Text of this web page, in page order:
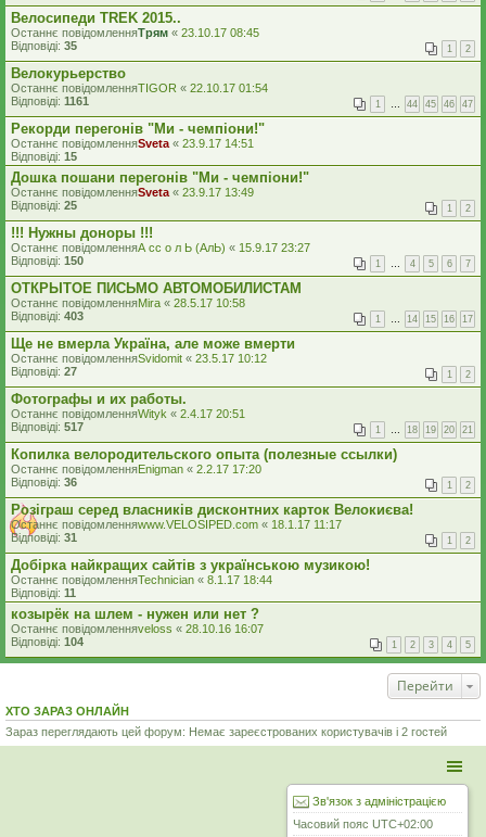
Велосипеди TREK 2015..
Останнє повідомленняТрям « 23.10.17 08:45
Відповіді: 35 1 2
Велокурьерство
Останнє повідомленняTIGOR « 22.10.17 01:54
Відповіді: 1161 1 … 44 45 46 47
Рекорди перегонів "Ми - чемпіони!"
Останнє повідомленняSveta « 23.9.17 14:51
Відповіді: 15
Дошка пошани перегонів "Ми - чемпіони!"
Останнє повідомленняSveta « 23.9.17 13:49
Відповіді: 25 1 2
!!! Нужны доноры !!!
Останнє повідомленняА сс о л Ь (АлЬ) « 15.9.17 23:27
Відповіді: 150 1 … 4 5 6 7
ОТКРЫТОЕ ПИСЬМО АВТОМОБИЛИСТАМ
Останнє повідомленняMira « 28.5.17 10:58
Відповіді: 403 1 … 14 15 16 17
Ще не вмерла Україна, але може вмерти
Останнє повідомленняSvidomit « 23.5.17 10:12
Відповіді: 27 1 2
Фотографы и их работы.
Останнє повідомленняWityk « 2.4.17 20:51
Відповіді: 517 1 … 18 19 20 21
Копилка велородительского опыта (полезные ссылки)
Останнє повідомленняEnigman « 2.2.17 17:20
Відповіді: 36 1 2
Розіграш серед власників дисконтних карток Велокиєва!
Останнє повідомленняwww.VELOSIPED.com « 18.1.17 11:17
Відповіді: 31 1 2
Добірка найкращих сайтів з українською музикою!
Останнє повідомленняTechnician « 8.1.17 18:44
Відповіді: 11
козырёк на шлем - нужен или нет ?
Останнє повідомленняveloss « 28.10.16 16:07
Відповіді: 104 1 2 3 4 5
Перейти
ХТО ЗАРАЗ ОНЛАЙН
Зараз переглядають цей форум: Немає зареєстрованих користувачів і 2 гостей
Зв'язок з адміністрацією
Часовий пояс UTC+02:00